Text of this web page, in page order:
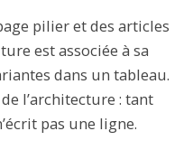
pilier et des articles
est associée à sa
dans un tableau.
l’architecture : tant
pas une ligne.